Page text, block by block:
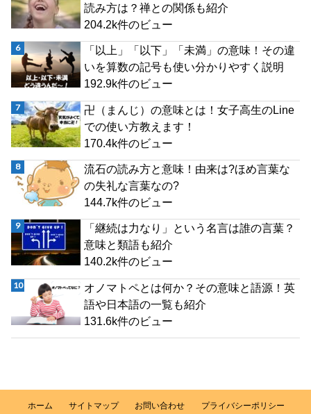
読み方は？禅との関係も紹介
204.2k件のビュー
「以上」「以下」「未満」の意味！その違
いを算数の記号も使い分かりやすく説明
192.9k件のビュー
卍（まんじ）の意味とは！女子高生のLine
での使い方教えます！
170.4k件のビュー
流石の読み方と意味！由来は?ほめ言葉な
の失礼な言葉なの?
144.7k件のビュー
「継続は力なり」という名言は誰の言葉？
意味と類語も紹介
140.2k件のビュー
オノマトペとは何か？その意味と語源！英
語や日本語の一覧も紹介
131.6k件のビュー
ホーム サイトマップ お問い合わせ プライバシーポリシー